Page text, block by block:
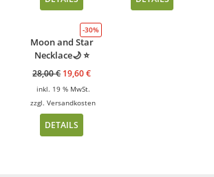
-30%
Moon and Star
Necklace🌙 ⭐️
28,00€ 19,60€
inkl. 19 % MwSt.
zzgl.Versandkosten
DETAILS